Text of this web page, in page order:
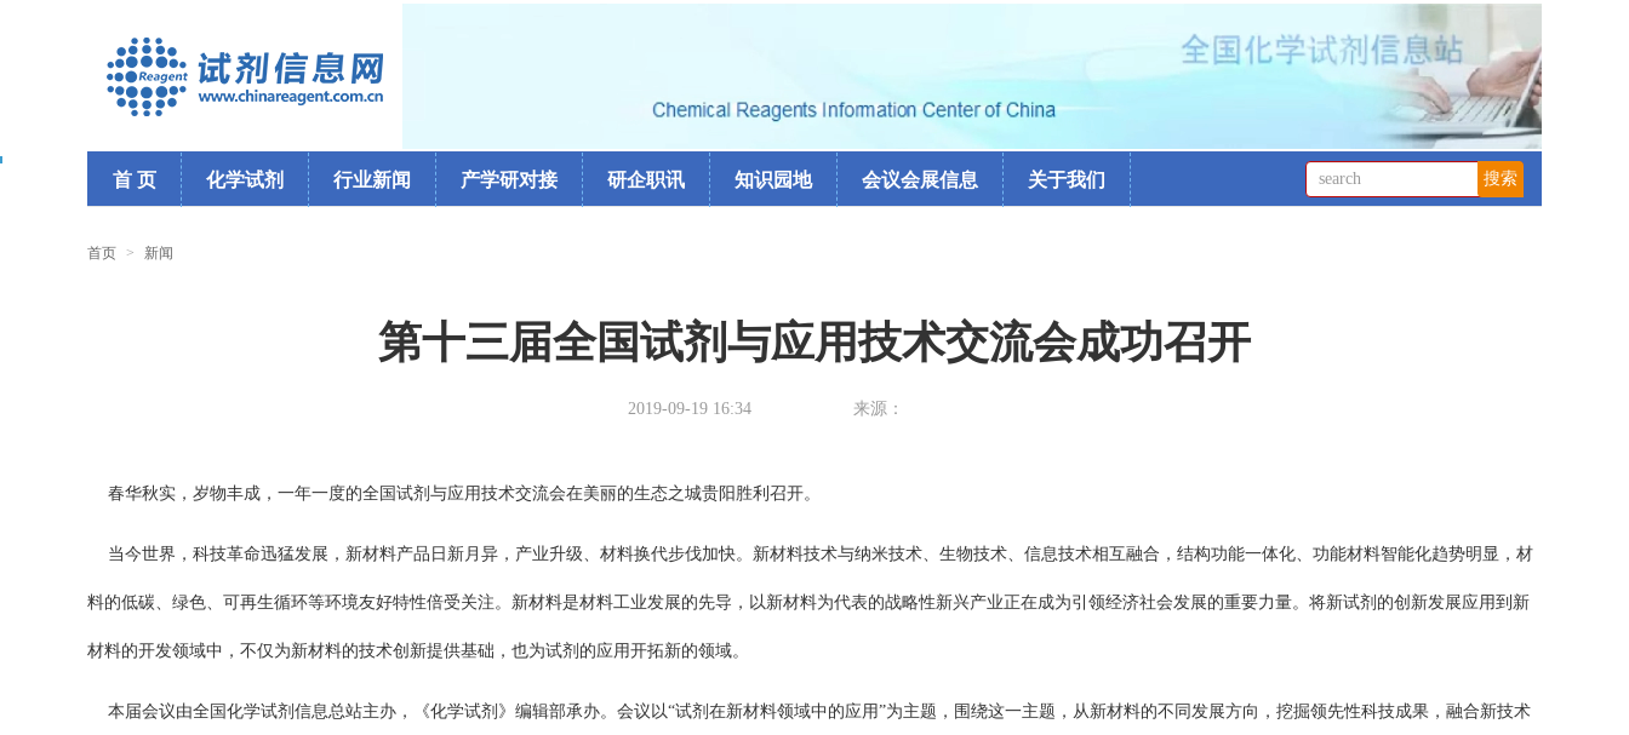
首 页 化学试剂 行业新闻 产学研对接 研企职讯 知识园地 会议会展信息 关于我们
首页 > 新闻
第十三届全国试剂与应用技术交流会成功召开
2019-09-19 16:34 来源：
春华秋实，岁物丰成，一年一度的全国试剂与应用技术交流会在美丽的生态之城贵阳胜利召开。
当今世界，科技革命迅猛发展，新材料产品日新月异，产业升级、材料换代步伐加快。新材料技术与纳米技术、生物技术、信息技术相互融合，结构功能一体化、功能材料智能化趋势明显，材
料的低碳、绿色、可再生循环等环境友好特性倍受关注。新材料是材料工业发展的先导，以新材料为代表的战略性新兴产业正在成为引领经济社会发展的重要力量。将新试剂的创新发展应用到新
材料的开发领域中，不仅为新材料的技术创新提供基础，也为试剂的应用开拓新的领域。
本届会议由全国化学试剂信息总站主办，《化学试剂》编辑部承办。会议以“试剂在新材料领域中的应用”为主题，围绕这一主题，从新材料的不同发展方向，挖掘领先性科技成果，融合新技术